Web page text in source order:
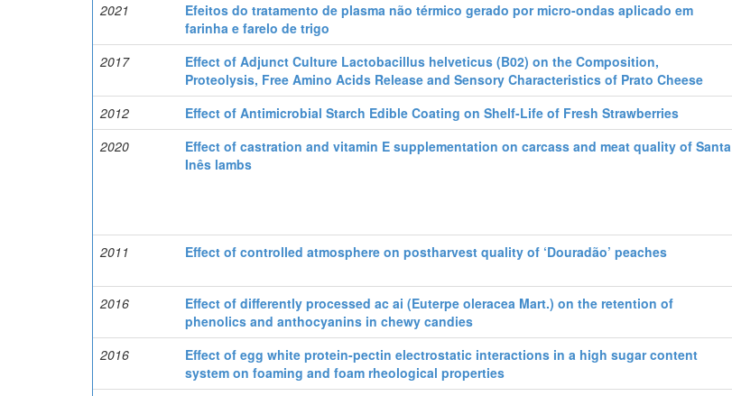
2021
Efeitos do tratamento de plasma não térmico gerado por micro-ondas aplicado em
farinha e farelo de trigo
2017
Effect of Adjunct Culture Lactobacillus helveticus (B02) on the Composition,
Proteolysis, Free Amino Acids Release and Sensory Characteristics of Prato Cheese
2012 Effect of Antimicrobial Starch Edible Coating on Shelf-Life of Fresh Strawberries
2020
Effect of castration and vitamin E supplementation on carcass and meat quality of Santa
Inês lambs
2011
Effect of controlled atmosphere on postharvest quality of ‘Douradão’ peaches
2016
Effect of differently processed ac ai (Euterpe oleracea Mart.) on the retention of
phenolics and anthocyanins in chewy candies
2016
Effect of egg white protein-pectin electrostatic interactions in a high sugar content
system on foaming and foam rheological properties